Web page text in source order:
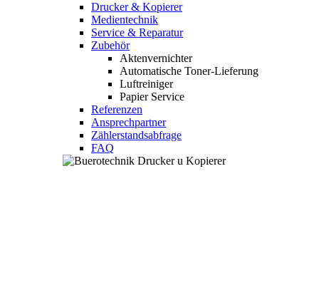
Drucker & Kopierer
Medientechnik
Service & Reparatur
Zubehör
Aktenvernichter
Automatische Toner-Lieferung
Luftreiniger
Papier Service
Referenzen
Ansprechpartner
Zählerstandsabfrage
FAQ